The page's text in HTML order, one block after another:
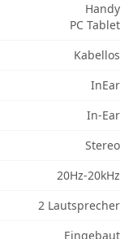
Handy
PC Tablet
Kabellos
InEar
In-Ear
Stereo
20Hz-20kHz
2 Lautsprecher
Eingebaut